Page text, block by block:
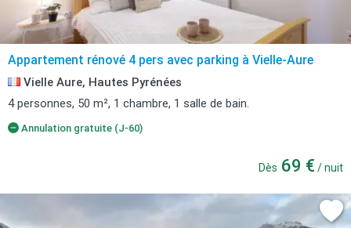
Appartement rénové 4 pers avec parking à Vielle-Aure
Vielle Aure, Hautes Pyrénées
4 personnes, 50 m², 1 chambre, 1 salle de bain.
Annulation gratuite (J-60)
Dès 69 € / nuit